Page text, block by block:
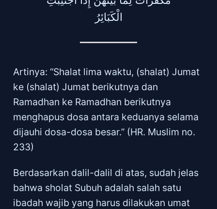
الْكَبَائِرُ
Artinya: “Shalat lima waktu, (shalat) Jumat
ke (shalat) Jumat berikutnya dan
Ramadhan ke Ramadhan berikutnya
menghapus dosa antara keduanya selama
dijauhi dosa-dosa besar.” (HR. Muslim no.
233)
Berdasarkan dalil-dalil di atas, sudah jelas
bahwa sholat Subuh adalah salah satu
ibadah wajib yang harus dilakukan umat